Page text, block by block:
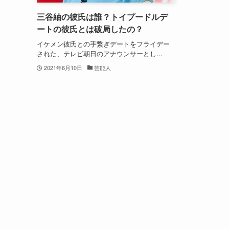
三谷紬の彼氏は誰？トイプードルデ
ートの彼氏とは破局したの？
イケメン彼氏との手繋ぎデートをフライデー
された、テレビ朝日のアナウンサーとし...
2021年6月10日 芸能人